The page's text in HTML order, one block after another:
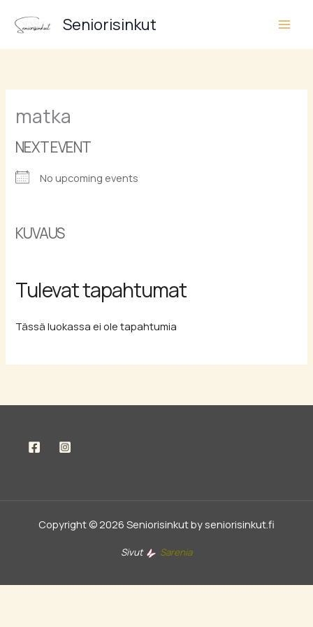
sisältöön
Seniorisinkut
matka
NEXT EVENT
No upcoming events
KUVAUS
Tulevat tapahtumat
Tässä luokassa ei ole tapahtumia
Copyright © 2026 Seniorisinkut by seniorisinkut.fi
Sivut Sarenia